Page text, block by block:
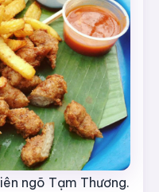
ngõ Tạm Thương.